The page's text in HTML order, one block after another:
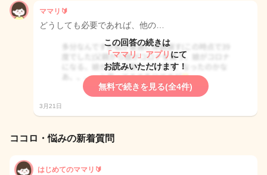
ママリ🔰
どうしても必要であれば、他の…
この回答の続きは
「ママリ」アプリ にて
お読みいただけます！
無料で続きを見る(全4件)
3月21日
ココロ・悩みの新着質問
はじめてのママリ🔰